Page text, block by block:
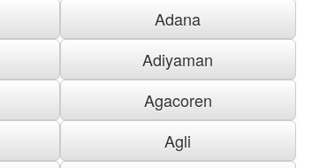
Adana
Adiyaman
Agacoren
Agli